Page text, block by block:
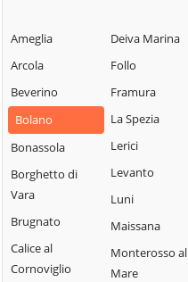
Ameglia
Arcola
Beverino
Bolano
Bonassola
Borghetto di
Vara
Brugnato
Calice al
Cornoviglio
Deiva Marina
Follo
Framura
La Spezia
Lerici
Levanto
Luni
Maissana
Monterosso al
Mare